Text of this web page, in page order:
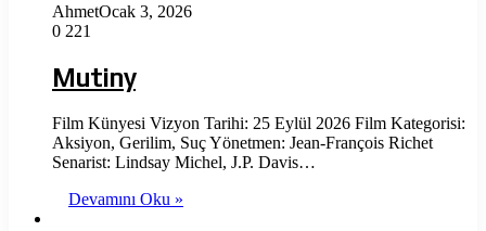
AhmetOcak 3, 2026
0 221
Mutiny
Film Künyesi Vizyon Tarihi: 25 Eylül 2026 Film Kategorisi:
Aksiyon, Gerilim, Suç Yönetmen: Jean-François Richet
Senarist: Lindsay Michel, J.P. Davis…
Devamını Oku »